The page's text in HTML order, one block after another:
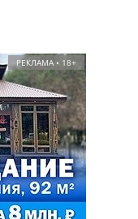
РЕКЛАМА • 18+